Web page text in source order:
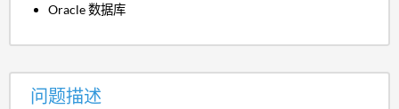
Oracle 数据库
问题描述